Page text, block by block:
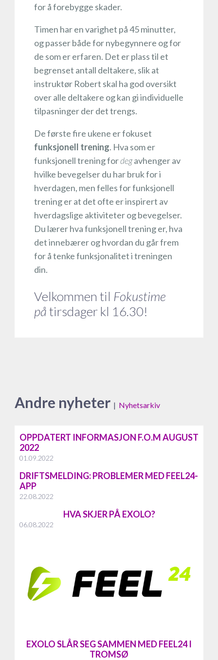
for å forebygge skader.
Timen har en varighet på 45 minutter,
og passer både for nybegynnere og for
de som er erfaren. Det er plass til et
begrenset antall deltakere, slik at
instruktør Robert skal ha god oversikt
over alle deltakere og kan gi individuelle
tilpasninger der det trengs.
De første fire ukene er fokuset
funksjonell trening. Hva som er
funksjonell trening fordegavhenger av
hvilke bevegelser du har bruk for i
hverdagen, men felles for funksjonell
trening er at det ofte er inspirert av
hverdagslige aktiviteter og bevegelser.
Du lærer hva funksjonell trening er, hva
det innebærer og hvordan du går frem
for å tenke funksjonalitet i treningen
din.
Velkommen til Fokustime
påtirsdager kl 16.30!
Andre nyheter | Nyhetsarkiv
OPPDATERT INFORMASJON F.O.M AUGUST
2022
01.09.2022
DRIFTSMELDING: PROBLEMER MED FEEL24-
APP
22.08.2022
HVA SKJER PÅ EXOLO?
06.08.2022
EXOLO SLÅR SEG SAMMEN MED FEEL24 I
TROMSØ